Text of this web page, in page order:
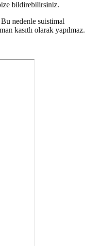
bildirebilirsiniz.
nedenle suistimal
kasıtlı olarak yapılmaz.